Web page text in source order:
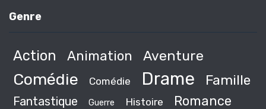
Genre
Action Animation Aventure
Comédie Comédie Drame Famille
Fantastique Guerre Histoire Romance